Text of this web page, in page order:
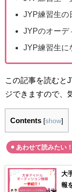
JYP練習生の
JYPのオーデ
JYP練習生に
この記事を読むと
ジできますので、
Contents [show]
あわせて読みたい！
大
報